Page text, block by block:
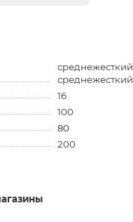
среднежесткий,
среднежесткий
16
100
80
200